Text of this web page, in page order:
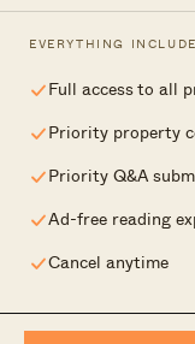
EVERYTHING
Full access to all
Priority property
Priority Q&A
Ad-free reading
Cancel anytime
与我们合作
联系我们
以独立视角解
隐私政策|免责声明| 2